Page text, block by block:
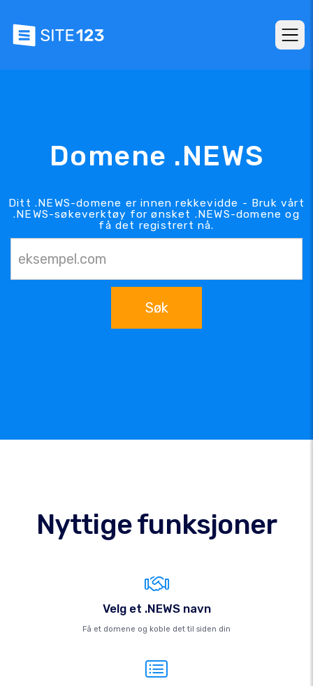
Domene .NEWS
Ditt .NEWS-domene er innen rekkevidde - Bruk vårt
.NEWS-søkeverktøy for ønsket .NEWS-domene og
få det registrert nå.
Søk
Nyttige funksjoner
Velg et .NEWS navn
Få et domene og koble det til siden din